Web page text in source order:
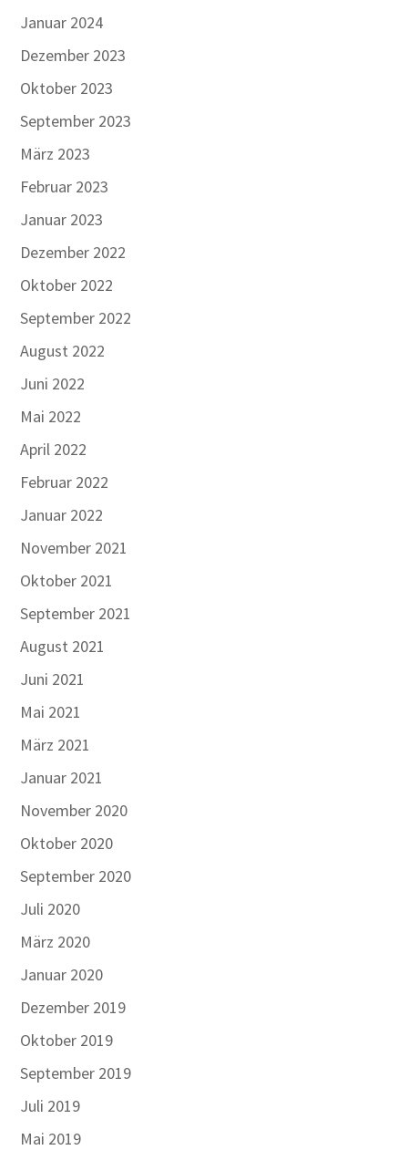
Januar 2024
Dezember 2023
Oktober 2023
September 2023
März 2023
Februar 2023
Januar 2023
Dezember 2022
Oktober 2022
September 2022
August 2022
Juni 2022
Mai 2022
April 2022
Februar 2022
Januar 2022
November 2021
Oktober 2021
September 2021
August 2021
Juni 2021
Mai 2021
März 2021
Januar 2021
November 2020
Oktober 2020
September 2020
Juli 2020
März 2020
Januar 2020
Dezember 2019
Oktober 2019
September 2019
Juli 2019
Mai 2019